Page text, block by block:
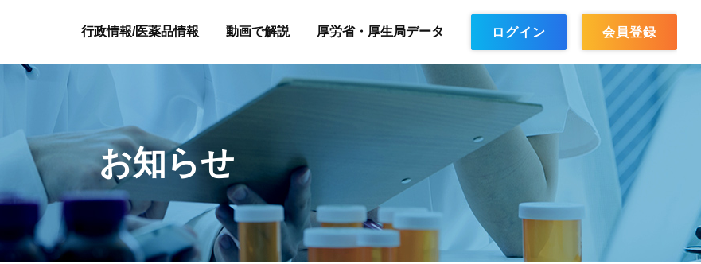
行政情報/医薬品情報 動画で解説 厚労省・厚生局データ ログイン 会員登録
お知らせ